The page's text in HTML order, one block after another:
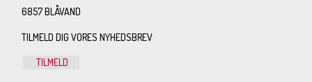
6857 BLÅVAND
TILMELD DIG VORES NYHEDSBREV
TILMELD